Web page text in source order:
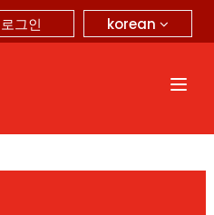
korean
로그인